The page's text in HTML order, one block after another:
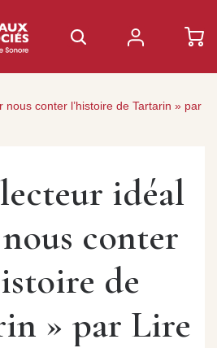
conter l’histoire de Tartarin » par
idéal
conter
de
» par Lire